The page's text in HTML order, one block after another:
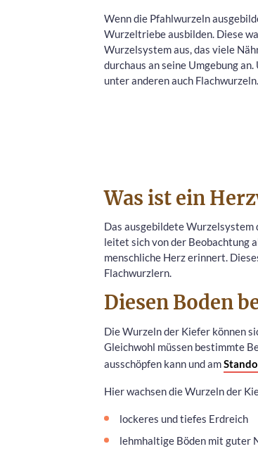
Wenn die Pfahlwurzeln
Wurzeltriebe ausbilden. Diese
Wurzelsystem aus, das viele
durchaus an seine Umgebung
unter anderen auch Flachwurzeln.
Was ist ein
Das ausgebildete
leitet sich von der Beobachtung
menschliche Herz erinnert.
Flachwurzlern.
Diesen Boden
Die Wurzeln der Kiefer können
Gleichwohl müssen bestimmte
ausschöpfen kann und am
Hier wachsen die Wurzeln der
lockeres und tiefes Erdreich
lehmhaltige Böden mit guter